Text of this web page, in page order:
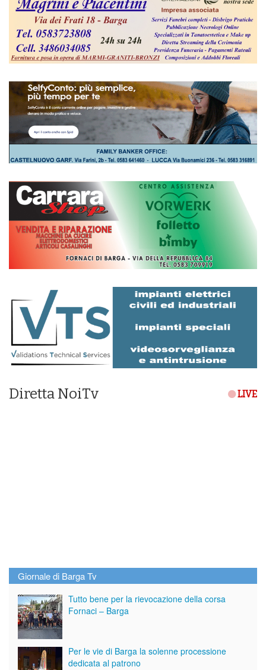
Diretta NoiTv LIVE
Giornale di Barga Tv
Tutto bene per la rievocazione della corsa
Fornaci – Barga
Per le vie di Barga la solenne processione
dedicata al patrono